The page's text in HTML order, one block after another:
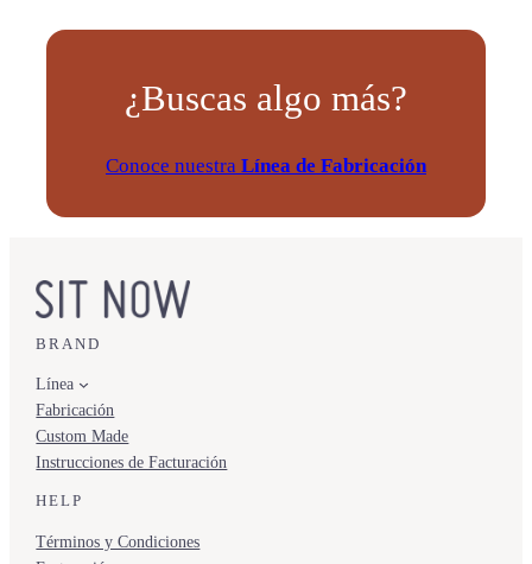
¿Buscas algo más?
Conoce nuestra Línea de Fabricación
BRAND
Línea
Fabricación
Custom Made
Instrucciones de Facturación
HELP
Términos y Condiciones